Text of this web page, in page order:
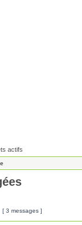
actifs
[ 3 messages ]